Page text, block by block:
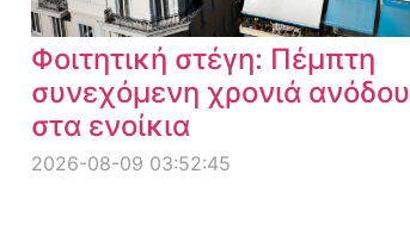
Φοιτητική στέγη: Πέμπτη
συνεχόμενη χρονιά ανόδου
στα ενοίκια
2026-08-09 03:52:45